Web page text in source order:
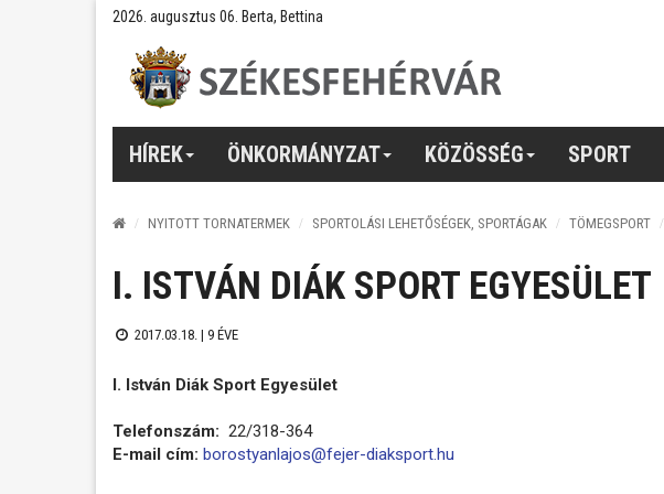
2026. augusztus 06. Berta, Bettina
HÍREK ÖNKORMÁNYZAT KÖZÖSSÉG SPORT
NYITOTT TORNATERMEK SPORTOLÁSI LEHETŐSÉGEK, SPORTÁGAK TÖMEGSPORT
I. ISTVÁN DIÁK SPORT EGYESÜLET
2017.03.18. | 9 ÉVE
I. István Diák Sport Egyesület
Telefonszám: 22/318-364
E-mail cím: borostyanlajos@fejer-diaksport.hu